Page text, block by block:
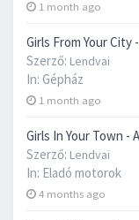
1 month ago
Girls From Your City
Szerző: Lendvai
In: Gépház
1 month ago
Girls In Your Town -
Szerző: Lendvai
In: Eladó motorok
4 months ago